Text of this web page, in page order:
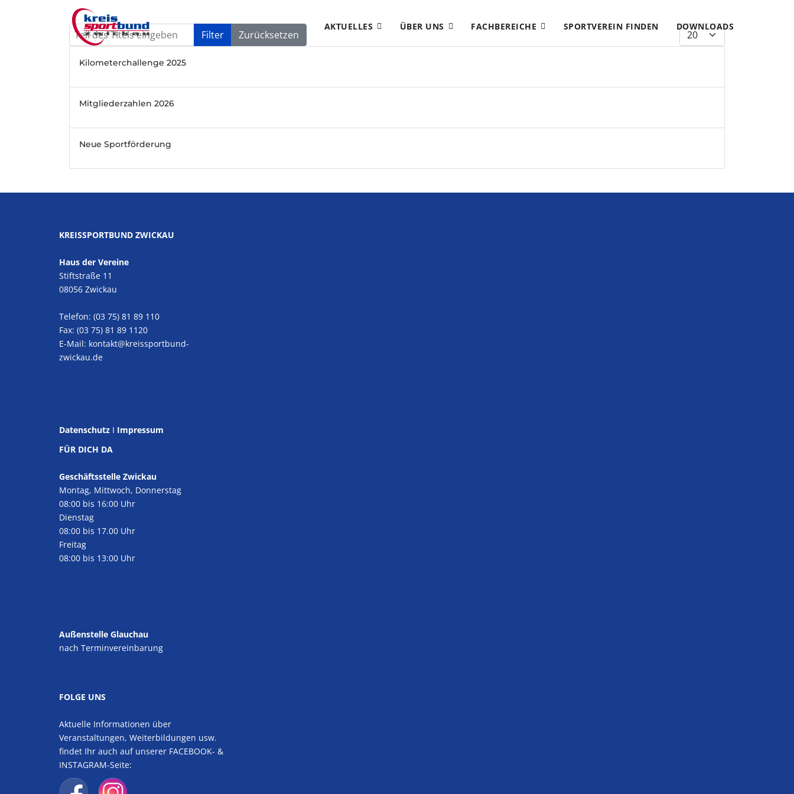
AKTUELLES ÜBER UNS FACHBEREICHE SPORTVEREIN FINDEN DOWNLOADS
Teil des Titels eingeben Filter Zurücksetzen Anzeige #
Kilometerchallenge 2025
Mitgliederzahlen 2026
Neue Sportförderung
KREISSPORTBUND ZWICKAU
Haus der Vereine
Stiftstraße 11
08056 Zwickau
Telefon: (03 75) 81 89 110
Fax: (03 75) 81 89 1120
E-Mail: kontakt@kreissportbund-
zwickau.de
Datenschutz I Impressum
FÜR DICH DA
Geschäftsstelle Zwickau
Montag, Mittwoch, Donnerstag
08:00 bis 16:00 Uhr
Dienstag
08:00 bis 17.00 Uhr
Freitag
08:00 bis 13:00 Uhr
Außenstelle Glauchau
nach Terminvereinbarung
FOLGE UNS
Aktuelle Informationen über
Veranstaltungen, Weiterbildungen usw.
findet Ihr auch auf unserer FACEBOOK- &
INSTAGRAM-Seite: